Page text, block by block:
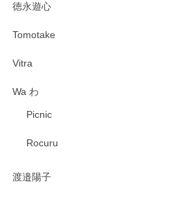
徳永遊心
Tomotake
Vitra
Wa わ
Picnic
Rocuru
渡邉陽子